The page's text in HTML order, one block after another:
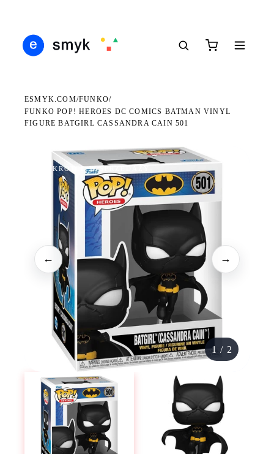
ESMYK.COM/FUNKO/
FUNKO POP! HEROES DC COMICS BATMAN VINYL
FIGURE BATGIRL CASSANDRA CAIN 501
WKRÓTCE W SPRZEDAŻY
← →
1 / 2